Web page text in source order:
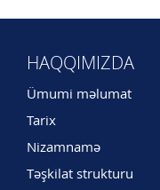
HAQQIMIZDA
Ümumi məlumat
Tarix
Nizamnamə
Təşkilat strukturu